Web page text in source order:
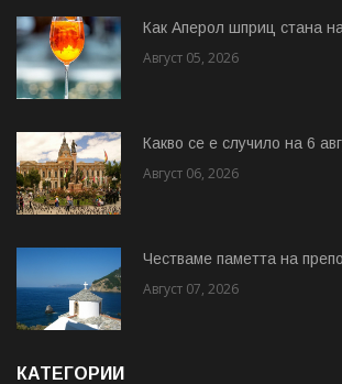
Как Аперол шприц стана
Август 05, 2026
Какво се е случило на 6
Август 06, 2026
Честваме паметта на
Август 07, 2026
КАТЕГОРИИ